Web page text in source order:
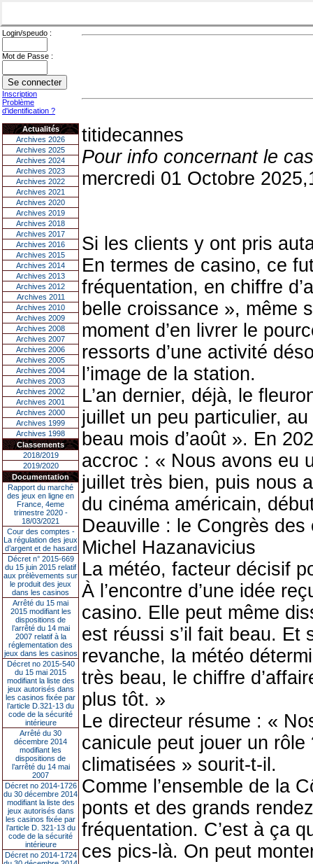
Login/speudo :
Mot de Passe :
Inscription
Problème
d'identification ?
Actualités
Archives 2026
Archives 2025
Archives 2024
Archives 2023
Archives 2022
Archives 2021
Archives 2020
Archives 2019
Archives 2018
Archives 2017
Archives 2016
Archives 2015
Archives 2014
Archives 2013
Archives 2012
Archives 2011
Archives 2010
Archives 2009
Archives 2008
Archives 2007
Archives 2006
Archives 2005
Archives 2004
Archives 2003
Archives 2002
Archives 2001
Archives 2000
Archives 1999
Archives 1998
Classements
2018/2019
2019/2020
Documentation
Rapport du marché
des jeux en ligne en
France, 4eme
trimestre 2020 -
18/03/2021
Cour des comptes -
La régulation des jeux
d’argent et de hasard
Décret n° 2015-669
du 15 juin 2015 relatif
aux prélèvements sur
le produit des jeux
dans les casinos
Arrêté du 15 mai
2015 modifiant les
dispositions de
l’arrêté du 14 mai
2007 relatif à la
réglementation des
jeux dans les casinos
Décret no 2015-540
du 15 mai 2015
modifiant la liste des
jeux autorisés dans
les casinos fixée par
l’article D.321-13 du
code de la sécurité
intérieure
Arrêté du 30
décembre 2014
modifiant les
dispositions de
l’arrêté du 14 mai
2007
Décret no 2014-1726
du 30 décembre 2014
modifiant la liste des
jeux autorisés dans
les casinos fixée par
l’article D. 321-13 du
code de la sécurité
intérieure
Décret no 2014-1724
titidecannes
Pour info concernant le
mercredi 01 Octobre
Si les clients y ont pris
En termes de casino, ce
fréquentation, en chiffre
belle croissance », même
moment d’en livrer le
ressorts d’une activité
l’image de la station.
L’an dernier, déjà, le
juillet un peu particulier,
beau mois d’août ». En
accroc : « Nous avons eu
juillet très bien, puis nous
du cinéma américain,
Deauville : le Congrès
Michel Hazanavicius
La météo, facteur décisif
À l’encontre d’une idée
casino. Elle peut même
est réussi s’il fait beau. Et
revanche, la météo
très beau, le chiffre
plus tôt. »
Le directeur résume : «
canicule peut jouer un
climatisées » sourit-t-il.
Comme l’ensemble de la
ponts et des grands
fréquentation. C’est à ça
ces pics-là. On peut